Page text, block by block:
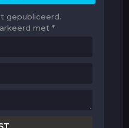
gepubliceerd.
met *